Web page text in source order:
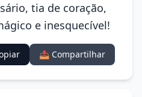
tia de coração,
e inesquecível!
📤 Compartilhar